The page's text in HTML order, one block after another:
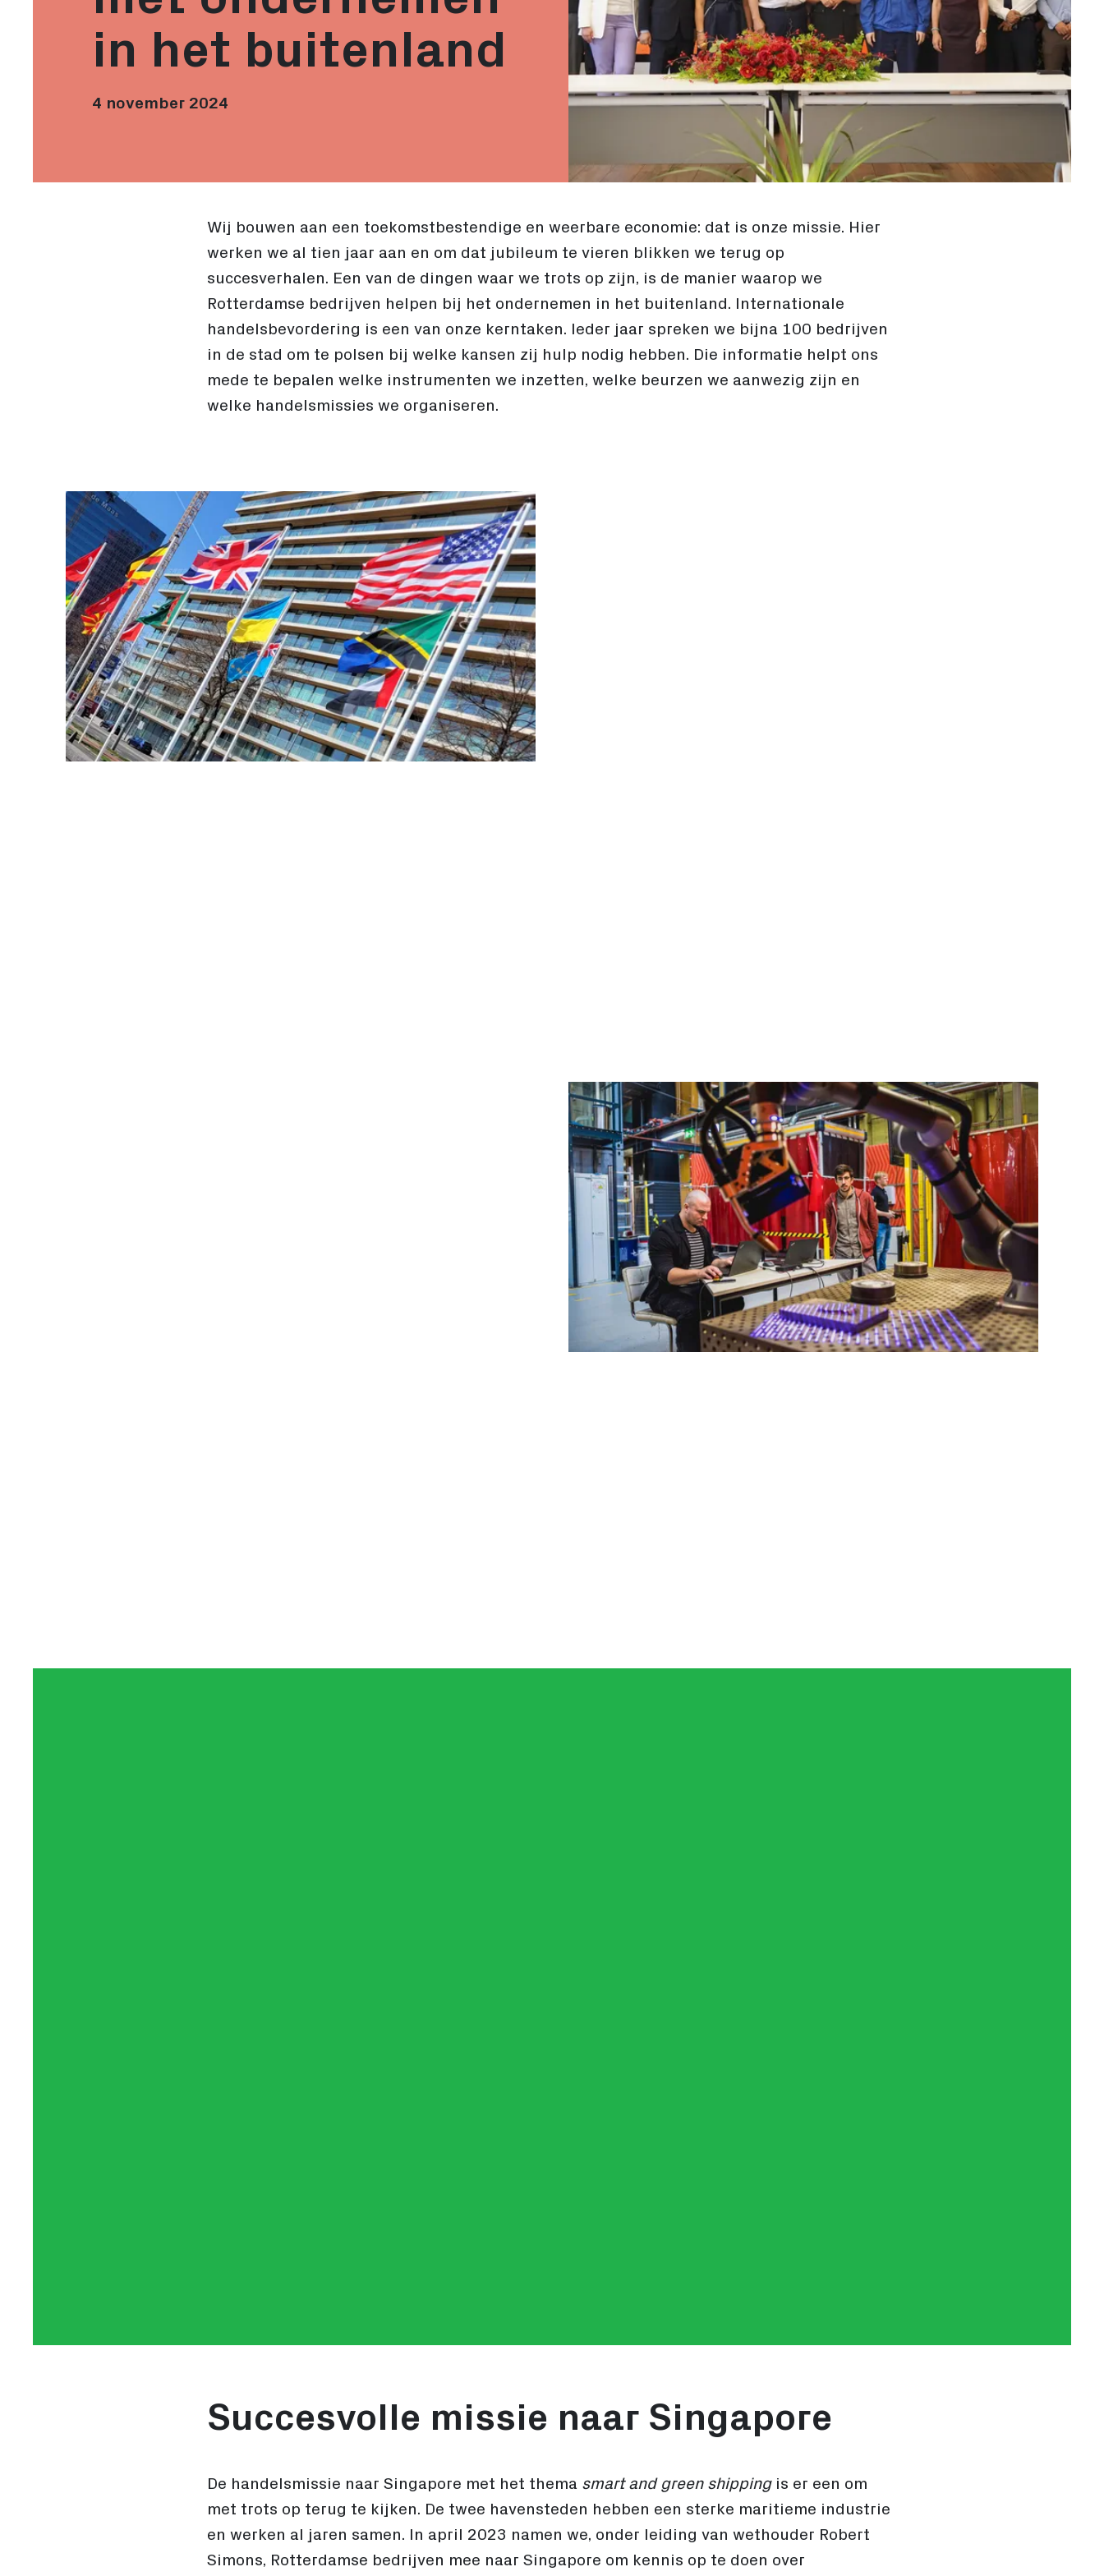
in het buitenland
4 november 2024
Wij bouwen aan een toekomstbestendige en weerbare economie: dat is onze missie. Hier
werken we al tien jaar aan en om dat jubileum te vieren blikken we terug op
succesverhalen. Een van de dingen waar we trots op zijn, is de manier waarop we
Rotterdamse bedrijven helpen bij het ondernemen in het buitenland. Internationale
handelsbevordering is een van onze kerntaken. Ieder jaar spreken we bijna 100 bedrijven
in de stad om te polsen bij welke kansen zij hulp nodig hebben. Die informatie helpt ons
mede te bepalen welke instrumenten we inzetten, welke beurzen we aanwezig zijn en
welke handelsmissies we organiseren.
Succesvolle missie naar Singapore
De handelsmissie naar Singapore met het thema smart and green shippingis er een om
met trots op terug te kijken. De twee havensteden hebben een sterke maritieme industrie
en werken al jaren samen. In april 2023 namen we, onder leiding van wethouder Robert
Simons, Rotterdamse bedrijven mee naar Singapore om kennis op te doen over